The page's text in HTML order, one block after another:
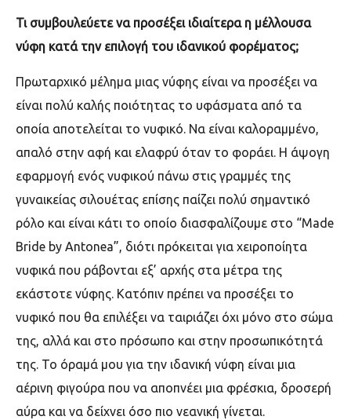
Τι συμβουλεύετε να προσέξει ιδιαίτερα η μέλλουσα
νύφη κατά την επιλογή του ιδανικού φορέματος;
Πρωταρχικό μέλημα μιας νύφης είναι να προσέξει να
είναι πολύ καλής ποιότητας το υφάσματα από τα
οποία αποτελείται το νυφικό. Να είναι καλοραμμένο,
απαλό στην αφή και ελαφρύ όταν το φοράει. Η άψογη
εφαρμογή ενός νυφικού πάνω στις γραμμές της
γυναικείας σιλουέτας επίσης παίζει πολύ σημαντικό
ρόλο και είναι κάτι το οποίο διασφαλίζουμε στο “Made
Bride by Antonea”, διότι πρόκειται για χειροποίητα
νυφικά που ράβονται εξ’ αρχής στα μέτρα της
εκάστοτε νύφης. Κατόπιν πρέπει να προσέξει το
νυφικό που θα επιλέξει να ταιριάζει όχι μόνο στο σώμα
της, αλλά και στο πρόσωπο και στην προσωπικότητά
της. Το όραμά μου για την ιδανική νύφη είναι μια
αέρινη φιγούρα που να αποπνέει μια φρέσκια, δροσερή
αύρα και να δείχνει όσο πιο νεανική γίνεται.